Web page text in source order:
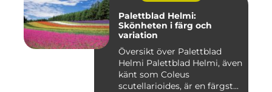
Palettblad Helmi:
Skönheten i färg och
variation
Översikt över Palettblad
Helmi Palettblad Helmi, även
känt som Coleus
scutellarioides, är en färgst...